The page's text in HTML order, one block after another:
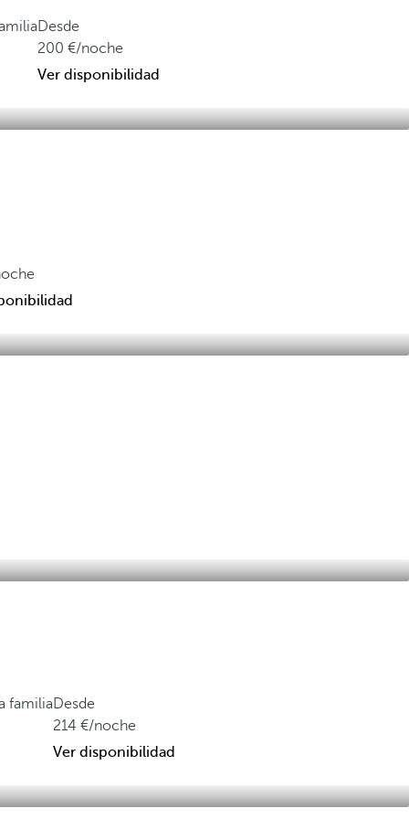
Desde
200
/noche
Ver disponibilidad
familiaDesde
214
/noche
Ver disponibilidad